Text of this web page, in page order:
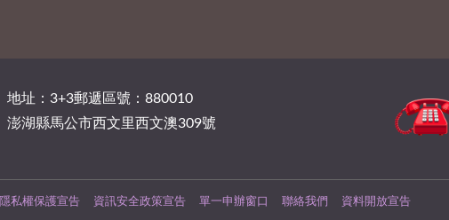
地址：3+3郵遞區號：880010
澎湖縣馬公市西文里西文澳309號
隱私權保護宣告 資訊安全政策宣告 單一申辦窗口 聯絡我們 資料開放宣告